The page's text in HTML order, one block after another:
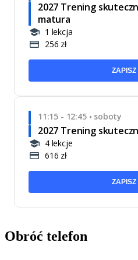
2027 Trening
matura
1 lekcja
256 zł
ZAPISZ
11:15 - 12:45• soboty
2027 Trening
4 lekcje
616 zł
ZAPISZ
Obróć telefon